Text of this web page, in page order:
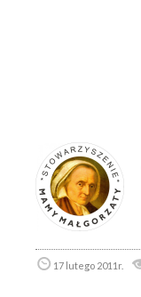
17 lutego 2011r.